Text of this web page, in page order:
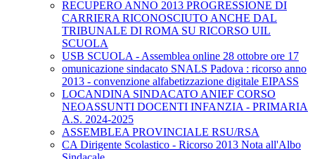
RECUPERO ANNO 2013 PROGRESSIONE DI
CARRIERA RICONOSCIUTO ANCHE DAL
TRIBUNALE DI ROMA SU RICORSO UIL
SCUOLA
USB SCUOLA - Assemblea online 28 ottobre ore 17
omunicazione sindacato SNALS Padova : ricorso anno
2013 - convenzione alfabetizzazione digitale EIPASS
LOCANDINA SINDACATO ANIEF CORSO
NEOASSUNTI DOCENTI INFANZIA - PRIMARIA
A.S. 2024-2025
ASSEMBLEA PROVINCIALE RSU/RSA
CA Dirigente Scolastico - Ricorso 2013 Nota all'Albo